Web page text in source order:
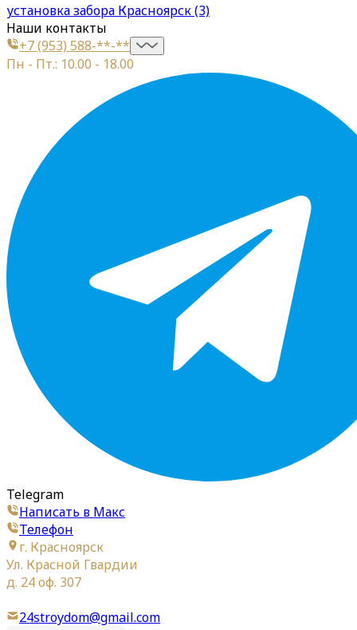
установка забора Красноярск (3)
Наши контакты
+7 (953) 588-**-**
Пн - Пт.: 10.00 - 18.00
Telegram
Написать в Макс
Телефон
г. Красноярск
Ул. Красной Гвардии
д. 24 оф. 307
24stroydom@gmail.com